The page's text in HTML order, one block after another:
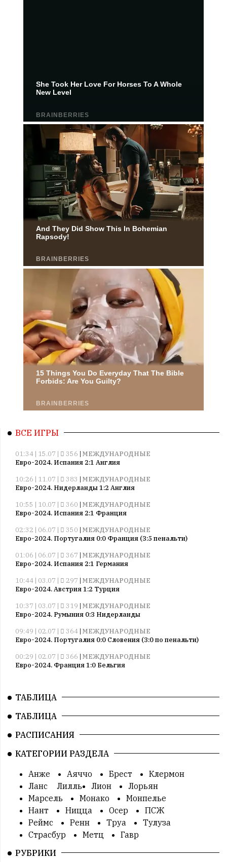
ВСЕ ИГРЫ
01:34 | 15.07 | 356 | МЕЖДУНАРОДНЫЕ
Евро-2024. Испания 2:1 Англия
10:26 | 11.07 |
383 | МЕЖДУНАРОДНЫЕ
Евро-2024. Нидерланды 1:2 Англия
10:55 | 10.07 |
360 | МЕЖДУНАРОДНЫЕ
Евро-2024. Испания 2:1 Франция
02:32 | 06.07 |
350 | МЕЖДУНАРОДНЫЕ
Евро-2024. Португалия 0:0 Франция (3:5 пенальти)
01:06 | 06.07 |
367 | МЕЖДУНАРОДНЫЕ
Евро-2024. Испания 2:1 Германия
10:44 | 03.07 |
297 | МЕЖДУНАРОДНЫЕ
Евро-2024. Австрия 1:2 Турция
10:37 | 03.07 |
319 | МЕЖДУНАРОДНЫЕ
Евро-2024. Румыния 0:3 Нидерланды
09:49 | 02.07 |
364 | МЕЖДУНАРОДНЫЕ
Евро-2024. Португалия 0:0 Словения (3:0 по пенальти)
00:29 | 02.07 |
366 | МЕЖДУНАРОДНЫЕ
Евро-2024. Франция 1:0 Бельгия
Евро-2024. Чехия 1:2 Турция
09:44 | 27.06 | 269 |МЕЖДУНАРОДНЫЕ
09:22 | 27.06 | 312|МЕЖДУНАРОДНЫЕ
02:17 | 26.06 | 310|
МЕЖДУНАРОДНЫЕ
Евро-2024. Дания 0:0 Сербия
02:10 | 26.06 |
304|МЕЖДУНАРОДНЫЕ
Евро-2024. Англия 0:0 Словения
00:10 | 26.06 | 312
МЕЖДУНАРОДНЫЕ
ТАБЛИЦА
ТАБЛИЦА
РАСПИСАНИЯ
КАТЕГОРИИ РАЗДЕЛА
Анже
Аяччо Брест
Клермон
Ланс
Лилль Лион
Лорьян
Марсель
Монако
Монпелье
Нант
Ницца Осер
ПСЖ
Реймс
Ренн Труа
Тулуза
Страсбур
Метц
Гавр
РУБРИКИ